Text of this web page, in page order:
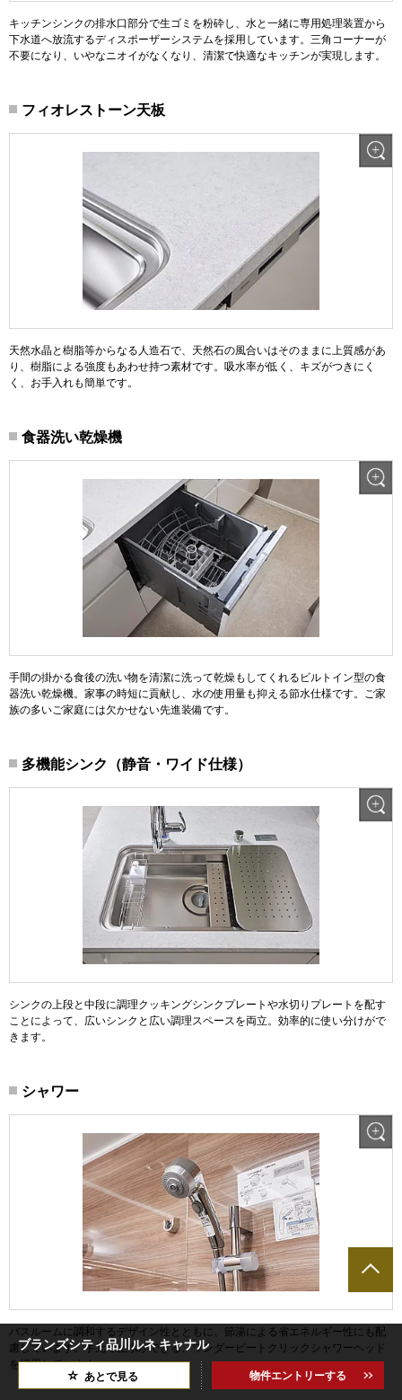
キッチンシンクの排水口部分で生ゴミを粉砕し、水と一緒に専用処理装置から
下水道へ放流するディスポーザーシステムを採用しています。三角コーナーが
不要になり、いやなニオイがなくなり、清潔で快適なキッチンが実現します。
フィオレストーン天板
天然水晶と樹脂等からなる人造石で、天然石の風合いはそのままに上質感があ
り、樹脂による強度もあわせ持つ素材です。吸水率が低く、キズがつきにく
く、お手入れも簡単です。
食器洗い乾燥機
手間の掛かる食後の洗い物を清潔に洗って乾燥もしてくれるビルトイン型の食
器洗い乾燥機。家事の時短に貢献し、水の使用量も抑える節水仕様です。ご家
族の多いご家庭には欠かせない先進装備です。
多機能シンク（静音・ワイド仕様）
シンクの上段と中段に調理クッキングシンクプレートや水切りプレートを配す
ことによって、広いシンクと広い調理スペースを両立。効率的に使い分けがで
きます。
シャワー
バスルームに調和するデザイン性とともに、節湯による省エネルギー性にも配
慮しています。手元で止水ができる、ワンダービートクリックシャワーヘッド
を採用しています。
ブランズシティ品川ルネ キャナル
あとで見る 物件エントリーする